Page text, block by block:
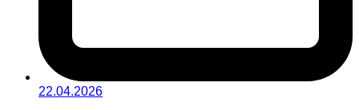
22.04.2026